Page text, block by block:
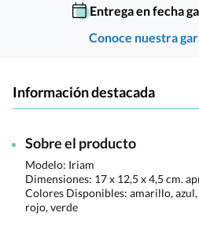
Entrega en fecha
Conoce nuestra
Información destacada
Sobre el producto
Modelo: Iriam
Dimensiones: 17 x 12,5 x 4,5 cm.
Colores Disponibles: amarillo,
rojo, verde